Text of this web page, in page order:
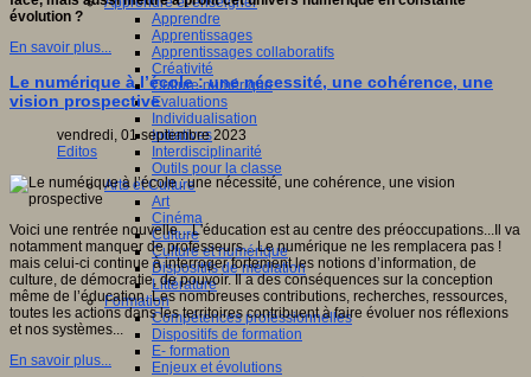
Apprendre
Apprentissages
Apprentissages collaboratifs
Créativité
Culture numérique
Evaluations
Individualisation
Initiatives
Interdisciplinarité
Outils pour la classe
Arts et Culture
Art
Cinéma
Culture
Culture et numérique
Dispositifs de médiation
Littérature
Formation
Compétences professionnelles
Dispositifs de formation
E- formation
Enjeux et évolutions
évolution ?
En savoir plus...
Le numérique à l’école : une nécessité, une cohérence, une
vision prospective
vendredi, 01 septembre 2023
Editos
Voici une rentrée nouvelle…L'éducation est au centre des préoccupations...Il va
notamment manquer de professeurs…Le numérique ne les remplacera pas !
mais celui-ci continue à interroger fortement les notions d’information, de
culture, de démocratie, de pouvoir. Il a des conséquences sur la conception
même de l’éducation. Les nombreuses contributions, recherches, ressources,
toutes les actions dans les territoires contribuent à faire évoluer nos réflexions
et nos systèmes...
En savoir plus...